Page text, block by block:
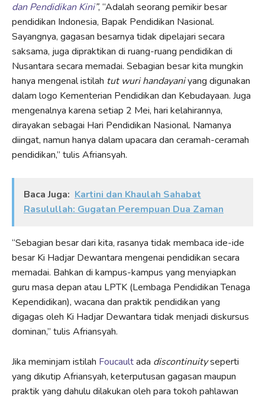
dan Pendidikan Kini”, “Adalah seorang pemikir besar
pendidikan Indonesia, Bapak Pendidikan Nasional.
Sayangnya, gagasan besarnya tidak dipelajari secara
saksama, juga dipraktikan di ruang-ruang pendidikan di
Nusantara secara memadai. Sebagian besar kita mungkin
hanya mengenal istilah tut wuri handayaniyang digunakan
dalam logo Kementerian Pendidikan dan Kebudayaan. Juga
mengenalnya karena setiap 2 Mei, hari kelahirannya,
dirayakan sebagai Hari Pendidikan Nasional. Namanya
diingat, namun hanya dalam upacara dan ceramah-ceramah
pendidikan,” tulis Afriansyah.
Baca Juga: Kartini dan Khaulah Sahabat
Rasulullah: Gugatan Perempuan Dua Zaman
“Sebagian besar dari kita, rasanya tidak membaca ide-ide
besar Ki Hadjar Dewantara mengenai pendidikan secara
memadai. Bahkan di kampus-kampus yang menyiapkan
guru masa depan atau LPTK (Lembaga Pendidikan Tenaga
Kependidikan), wacana dan praktik pendidikan yang
digagas oleh Ki Hadjar Dewantara tidak menjadi diskursus
dominan,” tulis Afriansyah.
Jika meminjam istilah Foucaultada discontinuityseperti
yang dikutip Afriansyah, keterputusan gagasan maupun
praktik yang dahulu dilakukan oleh para tokoh pahlawan